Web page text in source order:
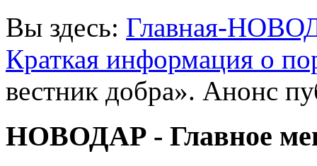
Вы здесь: Главная-
Краткая информация о
вестник добра». Анонс
НОВОДАР - Главное